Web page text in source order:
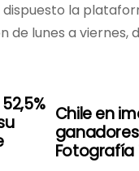
la
lunes a viernes,
Chile en
Fotografía